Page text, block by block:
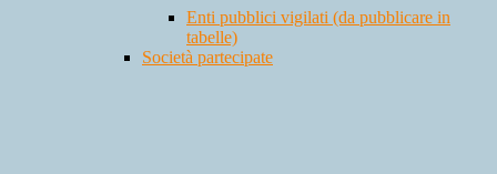
Enti pubblici vigilati (da pubblicare in
tabelle)
Società partecipate